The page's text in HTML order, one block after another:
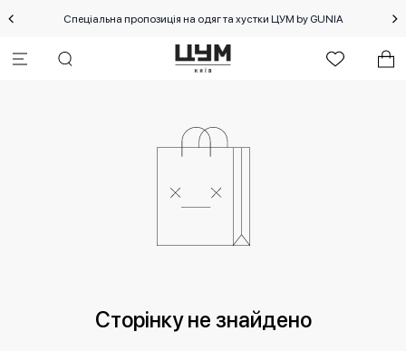
Спеціальна пропозиція на одяг та хустки ЦУМ by GUNIA
Сторінку не знайдено